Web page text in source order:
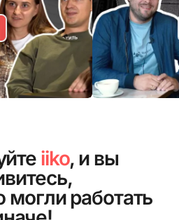
iiko, и вы
могли работать